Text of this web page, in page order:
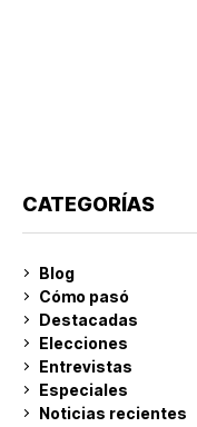
CATEGORÍAS
Blog
Cómo pasó
Destacadas
Elecciones
Entrevistas
Especiales
Noticias recientes